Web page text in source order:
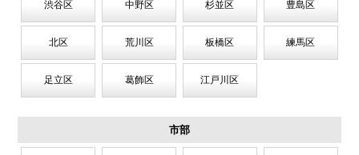
渋谷区 中野区 杉並区 豊島区
北区 荒川区 板橋区 練馬区
足立区 葛飾区 江戸川区
市部